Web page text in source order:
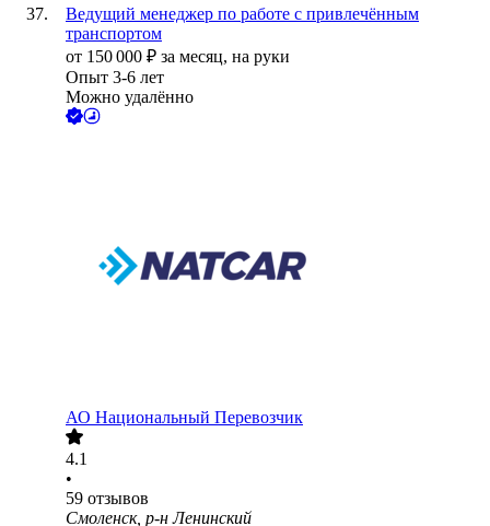
Ведущий менеджер по работе с привлечённым
транспортом
от 150 000 ₽ за месяц, на руки
Опыт 3-6 лет
Можно удалённо
АО Национальный Перевозчик
4.1
•
59 отзывов
Смоленск, р-н Ленинский